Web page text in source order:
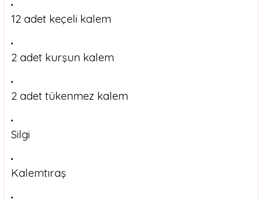
12 adet keçeli kalem
2 adet kurşun kalem
2 adet tükenmez kalem
Silgi
Kalemtıraş